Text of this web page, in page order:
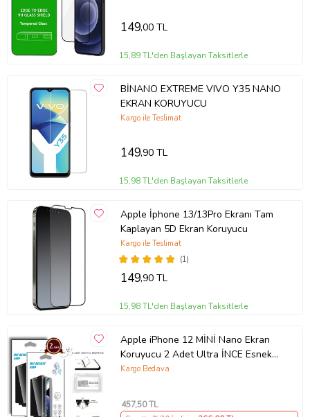
149,00 TL
15,89 TL'den Başlayan Taksitlerle
BİNANO EXTREME VIVO Y35 NANO
EKRAN KORUYUCU
Kargo ile Teslimat
149,90 TL
15,98 TL'den Başlayan Taksitlerle
Apple İphone 13/13Pro Ekranı Tam
Kaplayan 5D Ekran Koruyucu
(1)
Kargo ile Teslimat
149,90 TL
15,98 TL'den Başlayan Taksitlerle
Apple iPhone 12 MİNİ Nano Ekran
Koruyucu 2 Adet Ultra İNCE Esnek
Nano MAT HAYALET
Kargo Bedava
457,50 TL